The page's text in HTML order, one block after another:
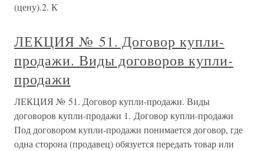
(цену).2. К
ЛЕКЦИЯ № 51. Договор купли-
продажи. Виды договоров купли-
продажи
ЛЕКЦИЯ № 51. Договор купли-продажи. Виды
договоров купли-продажи 1. Договор купли-продажи
Под договором купли-продажи понимается договор, где
одна сторона (продавец) обязуется передать товар или